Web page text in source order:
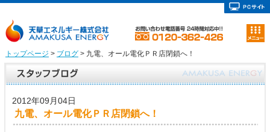
トップページ > ブログ> 九電、オール電化ＰＲ店閉鎖へ！
2012年09月04日
九電、オール電化ＰＲ店閉鎖へ！